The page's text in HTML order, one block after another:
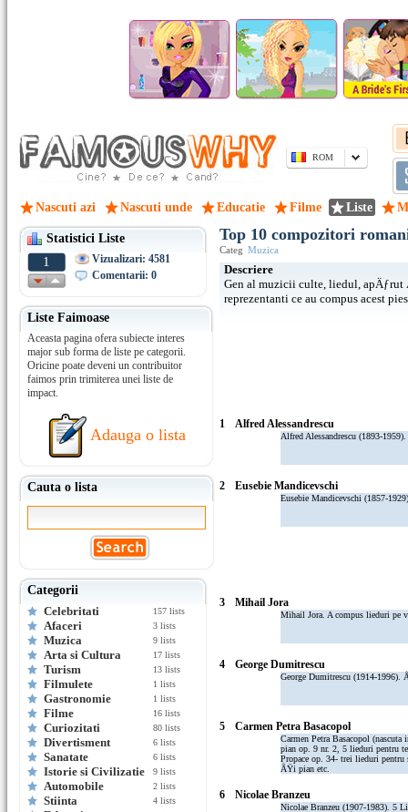
ROM
Nascuti azi Nascuti unde Educatie Filme Liste
Statistici Liste
1
Vizualizari: 4581
Comentarii: 0
Liste Faimoase
Aceasta pagina ofera subiecte interes
major sub forma de liste pe categorii.
Oricine poate deveni un contribuitor
faimos prin trimiterea unei liste de
impact.
Adauga o lista
Cauta o lista
Categorii
Celebritati
157 lists
Afaceri 3 lists
Muzica 9 lists
Arta si Cultura 17 lists
Turism 13 lists
Filmulete 1 lists
Gastronomie 1 lists
Filme 16 lists
Curiozitati 80 lists
Divertisment 6 lists
Sanatate 6 lists
Istorie si Civilizatie 9 lists
Automobile 2 lists
Stiinta 4 lists
Top 10 compozitori
Categ Muzica
Descriere
Gen al muzicii culte, liedul, apÄƒrut
reprezentanti ce au compus acest
1 Alfred Alessandrescu
Alfred Alessandrescu (1893-
2 Eusebie Mandicevschi
Eusebie Mandicevschi (1857-
3 Mihail Jora
Mihail Jora. A compus lieduri pe
4 George Dumitrescu
George Dumitrescu (1914-1996).
5 Carmen Petra Basacopol
Carmen Petra Basacopol
pian op. 9 nr. 2, 5 lieduri pentru
Propace op. 34- trei lieduri
ÅŸi pian etc.
6 Nicolae Branzeu
Nicolae Branzeu (1907-1983). 5